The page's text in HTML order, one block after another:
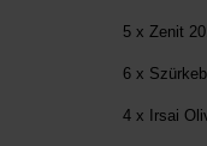
5 x Zenit
6 x
4 x Irsai